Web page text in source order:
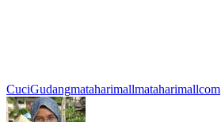
CuciGudangmataharimallmataharimallcom